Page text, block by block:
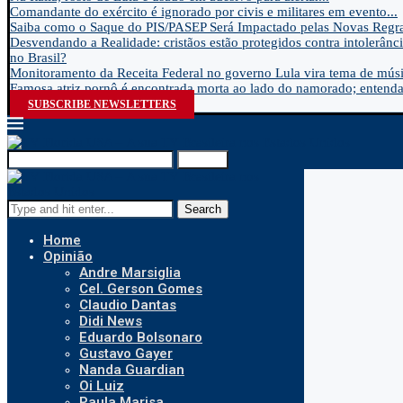
Comandante do exército é ignorado por civis e militares em evento...
Saiba como o Saque do PIS/PASEP Será Impactado pelas Novas
Desvendando a Realidade: cristãos estão protegidos contra
no Brasil?
Monitoramento da Receita Federal no governo Lula vira tema de
Famosa atriz pornô é encontrada morta ao lado do namorado;
SUBSCRIBE NEWSLETTERS
Search
Home
Opinião
Andre Marsiglia
Cel. Gerson Gomes
Claudio Dantas
Didi News
Eduardo Bolsonaro
Gustavo Gayer
Nanda Guardian
Oi Luiz